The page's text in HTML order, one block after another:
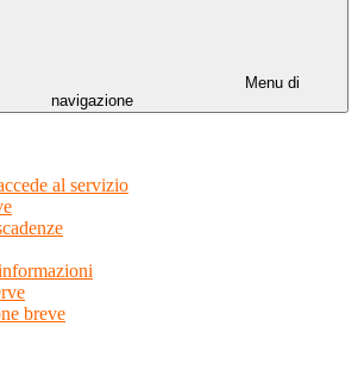
Menu di
navigazione
al servizio
breve